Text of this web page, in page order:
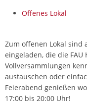
Offenes Lokal
Zum offenen Lokal
eingeladen, die die
Vollversammlungen
austauschen oder
Feierabend genießen
17:00 bis 20:00 Uhr!